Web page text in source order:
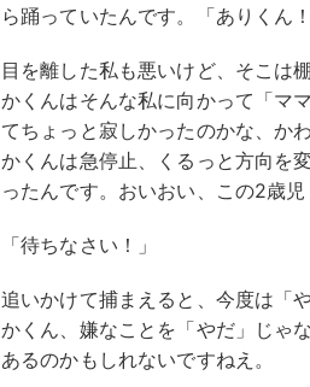
ら踊っていたんです。「ありくん
目を離した私も悪いけど、そこは
かくんはそんな私に向かって「マ
てちょっと寂しかったのかな、か
かくんは急停止、くるっと方向を
ったんです。おいおい、この2歳児
「待ちなさい！」
追いかけて捕まえると、今度は「
かくん、嫌なことを「やだ」じゃ
あるのかもしれないですねえ。